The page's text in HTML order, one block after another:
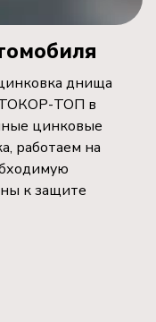
днища
ТОП в
цинковые
работаем на
к защите